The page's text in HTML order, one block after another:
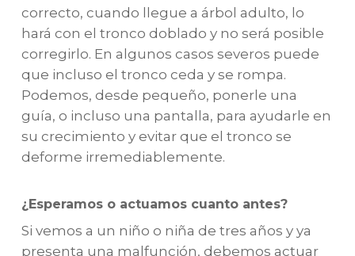
correcto, cuando llegue a árbol adulto, lo
hará con el tronco doblado y no será posible
corregirlo. En algunos casos severos puede
que incluso el tronco ceda y se rompa.
Podemos, desde pequeño, ponerle una
guía, o incluso una pantalla, para ayudarle en
su crecimiento y evitar que el tronco se
deforme irremediablemente.
¿Esperamos o actuamos cuanto antes?
Si vemos a un niño o niña de tres años y ya
presenta una malfunción, debemos actuar